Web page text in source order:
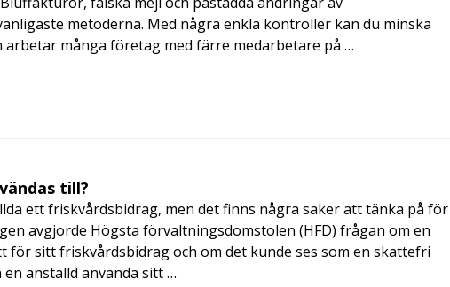
metoderna. Med några enkla kontroller kan du minska
många företag med färre medarbetare på …
till?
ett friskvårdsbidrag, men det finns några saker att tänka på för
avgjorde Högsta förvaltningsdomstolen (HFD) frågan om en
för sitt friskvårdsbidrag och om det kunde ses som en skattefri
anställd använda sitt …